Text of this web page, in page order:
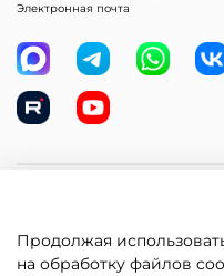
Клиентам
Электронная почта
Продолжая
на обработку файлов